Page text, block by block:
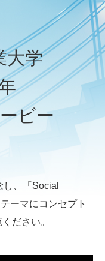
大学
ビー
、
「Social
ーマにコンセプト
ださい。